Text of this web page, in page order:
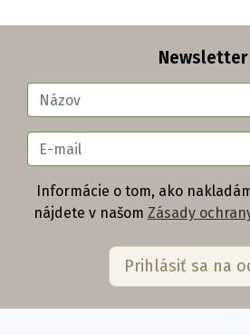
Newsletter
Informácie o tom, ako
nájdete v našom Zásady